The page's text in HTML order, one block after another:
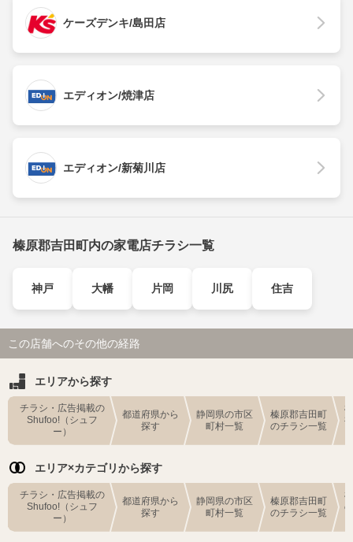
ケーズデンキ/島田店
エディオン/焼津店
エディオン/新菊川店
榛原郡吉田町内の家電店チラシ一覧
神戸 大幡 片岡 川尻 住吉
この店舗へのその他の経路
エリアから探す
チラシ・広告掲載の
Shufoo!（シュフ
ー）
都道府県から
探す
静岡県の市区
町村一覧
榛原郡吉田町
のチラシ一覧
エリア×カテゴリから探す
チラシ・広告掲載の
Shufoo!（シュフ
ー）
都道府県から
探す
静岡県の市区
町村一覧
榛原郡吉田町
のチラシ一覧